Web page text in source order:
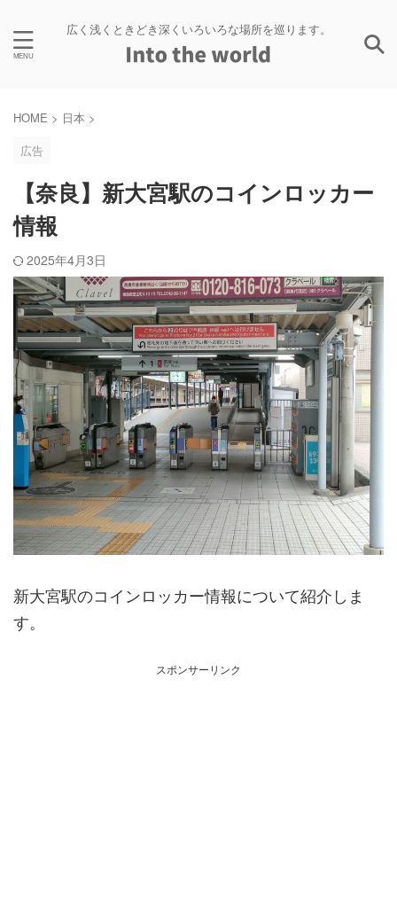
広く浅くときどき深くいろいろな場所を巡ります。
HOME > 日本 >
広告
【奈良】新大宮駅のコインロッカー
情報
2025年4月3日
新大宮駅のコインロッカー情報について紹介しま
す。
スポンサーリンク